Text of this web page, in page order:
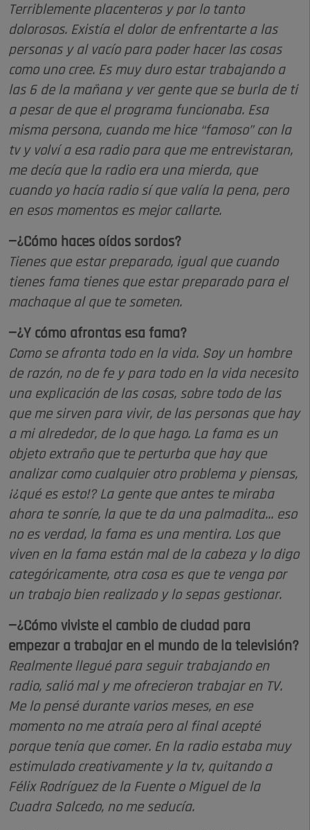
Terriblemente placenteros y por lo tanto
dolorosos. Existía el dolor de enfrentarte a las
personas y al vacío para poder hacer las cosas
como uno cree. Es muy duro estar trabajando a
las 6 de la mañana y ver gente que se burla de ti
a pesar de que el programa funcionaba. Esa
misma persona, cuando me hice “famoso” con la
tv y volví a esa radio para que me entrevistaran,
me decía que la radio era una mierda, que
cuando yo hacía radio sí que valía la pena, pero
en esos momentos es mejor callarte.
—¿Cómo haces oídos sordos?
Tienes que estar preparado, igual que cuando
tienes fama tienes que estar preparado para el
machaque al que te someten.
—¿Y cómo afrontas esa fama?
Como se afronta todo en la vida. Soy un hombre
de razón, no de fe y para todo en la vida necesito
una explicación de las cosas, sobre todo de las
que me sirven para vivir, de las personas que hay
a mi alrededor, de lo que hago. La fama es un
objeto extraño que te perturba que hay que
analizar como cualquier otro problema y piensas,
¡¿qué es esto!? La gente que antes te miraba
ahora te sonríe, la que te da una palmadita... eso
no es verdad, la fama es una mentira. Los que
viven en la fama están mal de la cabeza y lo digo
categóricamente, otra cosa es que te venga por
un trabajo bien realizado y lo sepas gestionar.
—¿Cómo viviste el cambio de ciudad para
empezar a trabajar en el mundo de la televisión?
Realmente llegué para seguir trabajando en
radio, salió mal y me ofrecieron trabajar en TV.
Me lo pensé durante varios meses, en ese
momento no me atraía pero al final acepté
porque tenía que comer. En la radio estaba muy
estimulado creativamente y la tv, quitando a
Félix Rodríguez de la Fuente o Miguel de la
Cuadra Salcedo, no me seducía.